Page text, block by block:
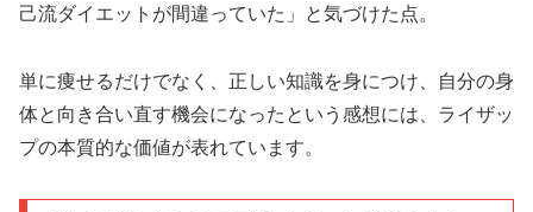
己流ダイエットが間違っていた」と気づけた点。
単に痩せるだけでなく、正しい知識を身につけ、自分の身
体と向き合い直す機会になったという感想には、ライザッ
プの本質的な価値が表れています。